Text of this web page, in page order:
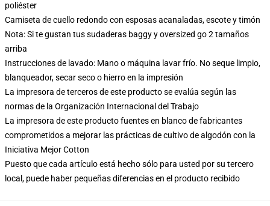
poliéster
Camiseta de cuello redondo con esposas acanaladas, escote y timón
Nota: Si te gustan tus sudaderas baggy y oversized go 2 tamaños
arriba
Instrucciones de lavado: Mano o máquina lavar frío. No seque limpio,
blanqueador, secar seco o hierro en la impresión
La impresora de terceros de este producto se evalúa según las
normas de la Organización Internacional del Trabajo
La impresora de este producto fuentes en blanco de fabricantes
comprometidos a mejorar las prácticas de cultivo de algodón con la
Iniciativa Mejor Cotton
Puesto que cada artículo está hecho sólo para usted por su tercero
local, puede haber pequeñas diferencias en el producto recibido